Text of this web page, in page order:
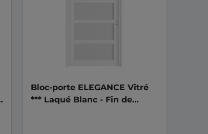
Bloc-porte ELEGANCE Vitré
*** Laqué Blanc - Fin de